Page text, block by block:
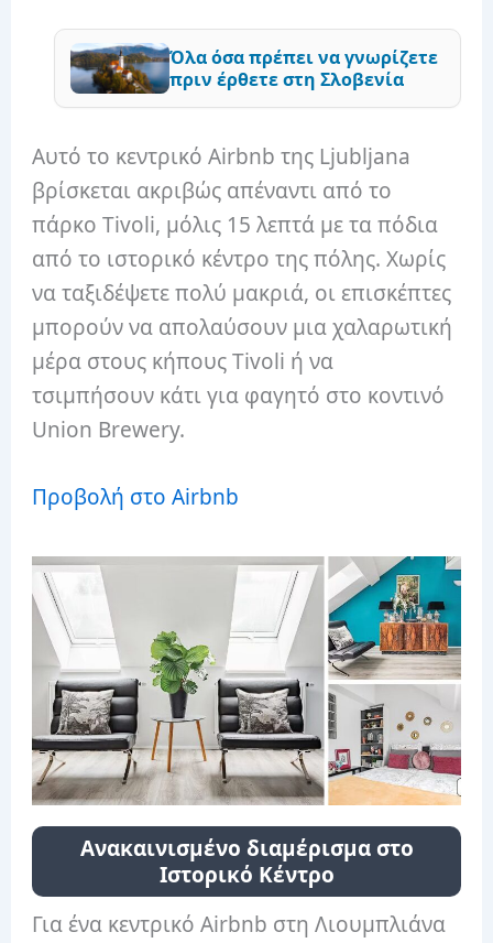
Όλα όσα πρέπει να γνωρίζετε
πριν έρθετε στη Σλοβενία
Αυτό το κεντρικό Airbnb της Ljubljana
βρίσκεται ακριβώς απέναντι από το
πάρκο Tivoli, μόλις 15 λεπτά με τα πόδια
από το ιστορικό κέντρο της πόλης. Χωρίς
να ταξιδέψετε πολύ μακριά, οι επισκέπτες
μπορούν να απολαύσουν μια χαλαρωτική
μέρα στους κήπους Tivoli ή να
τσιμπήσουν κάτι για φαγητό στο κοντινό
Union Brewery.
Προβολή στο Airbnb
Ανακαινισμένο διαμέρισμα στο
Ιστορικό Κέντρο
Για ένα κεντρικό Airbnb στη Λιουμπλιάνα